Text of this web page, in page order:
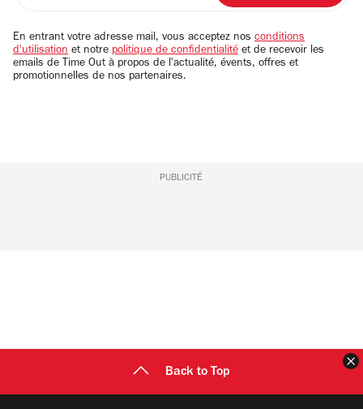
email
En entrant votre adresse mail, vous acceptez nos conditions
d'utilisation et notre politique de confidentialité et de recevoir les
emails de Time Out à propos de l'actualité, évents, offres et
promotionnelles de nos partenaires.
PUBLICITÉ
Back to Top